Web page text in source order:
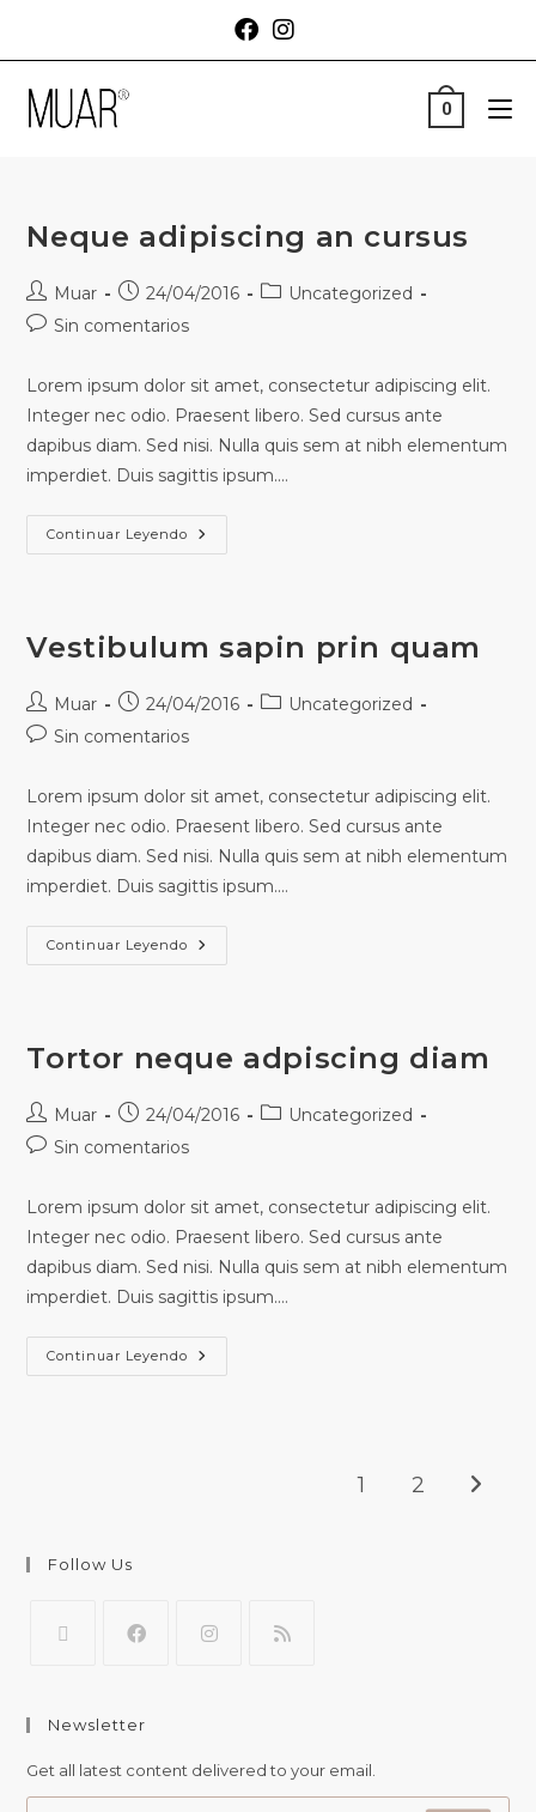
0
Neque adipiscing an cursus
Muar 24/04/2016
Uncategorized
Sin comentarios
Lorem ipsum dolor sit amet, consectetur adipiscing elit.
Integer nec odio. Praesent libero. Sed cursus ante
dapibus diam. Sed nisi. Nulla quis sem at nibh elementum
imperdiet. Duis sagittis ipsum.…
Continuar Leyendo
Vestibulum sapin prin quam
Muar 24/04/2016
Uncategorized
Sin comentarios
Lorem ipsum dolor sit amet, consectetur adipiscing elit.
Integer nec odio. Praesent libero. Sed cursus ante
dapibus diam. Sed nisi. Nulla quis sem at nibh elementum
imperdiet. Duis sagittis ipsum.…
Continuar Leyendo
Tortor neque adpiscing diam
Muar 24/04/2016
Uncategorized
Sin comentarios
Lorem ipsum dolor sit amet, consectetur adipiscing elit.
Integer nec odio. Praesent libero. Sed cursus ante
dapibus diam. Sed nisi. Nulla quis sem at nibh elementum
imperdiet. Duis sagittis ipsum.…
Continuar Leyendo
1 2
Follow Us
Newsletter
Get all latest content delivered to your email.